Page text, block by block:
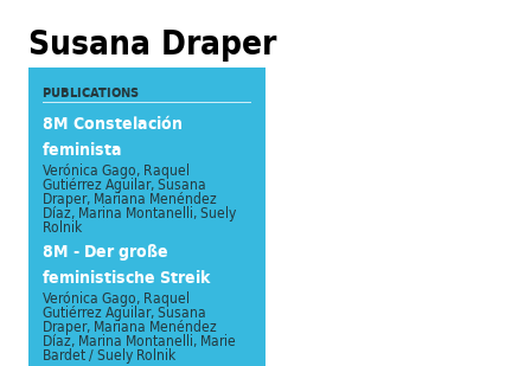
Susana Draper
PUBLICATIONS
8M Constelación
feminista
Verónica Gago, Raquel
Gutiérrez Aguilar, Susana
Draper, Mariana Menéndez
Díaz, Marina Montanelli, Suely
Rolnik
8M - Der große
feministische Streik
Verónica Gago, Raquel
Gutiérrez Aguilar, Susana
Draper, Mariana Menéndez
Díaz, Marina Montanelli, Marie
Bardet / Suely Rolnik